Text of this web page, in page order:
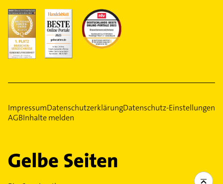
ImpressumDatenschutzerklärungDatenschutz-Einstellungen
AGBInhalte melden